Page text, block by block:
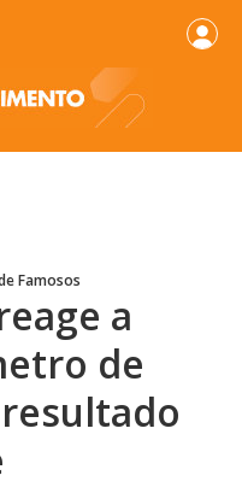
Famosos
a
de